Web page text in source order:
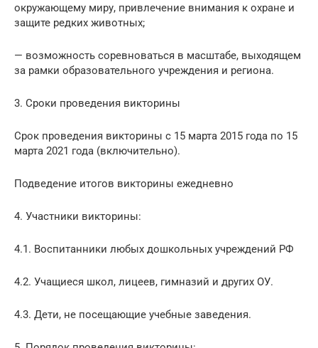
окружающему миру, привлечение внимания к охране и
защите редких животных;
— возможность соревноваться в масштабе, выходящем
за рамки образовательного учреждения и региона.
3. Сроки проведения викторины
Срок проведения викторины с 15 марта 2015 года по 15
марта 2021 года (включительно).
Подведение итогов викторины ежедневно
4. Участники викторины:
4.1. Воспитанники любых дошкольных учреждений РФ
4.2. Учащиеся школ, лицеев, гимназий и других ОУ.
4.3. Дети, не посещающие учебные заведения.